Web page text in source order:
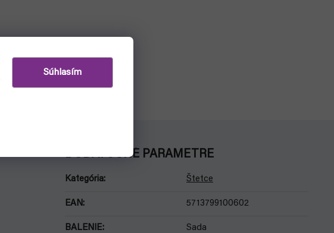
Súhlasím
DODATOČNÉ PARAMETRE
Kategória: Štetce
EAN: 5713799100602
BALENIE: Sada